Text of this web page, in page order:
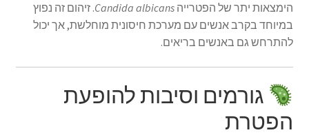
הימצאות יתר של הפטרייה Candida albicans
. זיהום זה נפוץ
במיוחד בקרב אנשים עם מערכת חיסונית מוחלשת, אך יכול
להתרחש גם באנשים בריאים.
גורמים וסיבות להופעת
הפטרת